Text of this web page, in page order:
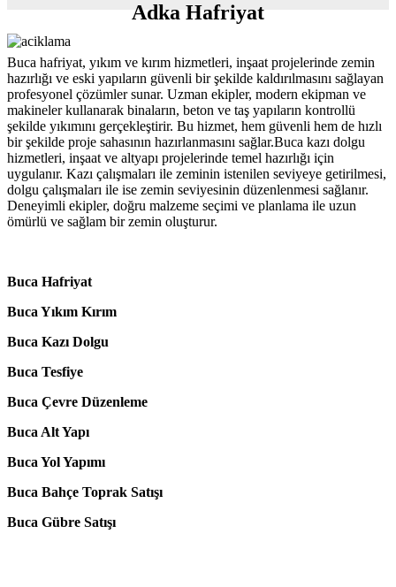
Adka Hafriyat
Buca hafriyat, yıkım ve kırım hizmetleri, inşaat projelerinde zemin
hazırlığı ve eski yapıların güvenli bir şekilde kaldırılmasını sağlayan
profesyonel çözümler sunar. Uzman ekipler, modern ekipman ve
makineler kullanarak binaların, beton ve taş yapıların kontrollü
şekilde yıkımını gerçekleştirir. Bu hizmet, hem güvenli hem de hızlı
bir şekilde proje sahasının hazırlanmasını sağlar.Buca kazı dolgu
hizmetleri, inşaat ve altyapı projelerinde temel hazırlığı için
uygulanır. Kazı çalışmaları ile zeminin istenilen seviyeye getirilmesi,
dolgu çalışmaları ile ise zemin seviyesinin düzenlenmesi sağlanır.
Deneyimli ekipler, doğru malzeme seçimi ve planlama ile uzun
ömürlü ve sağlam bir zemin oluşturur.
Buca Hafriyat
Buca Yıkım Kırım
Buca Kazı Dolgu
Buca Tesfiye
Buca Çevre Düzenleme
Buca Alt Yapı
Buca Yol Yapımı
Buca Bahçe Toprak Satışı
Buca Gübre Satışı